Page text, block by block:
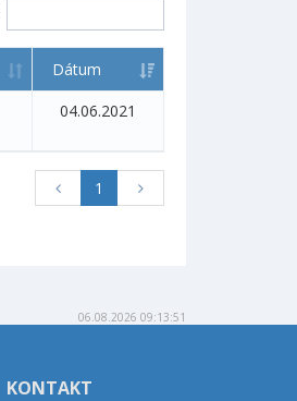
Dátum
04.06.2021
1
06.08.2026 09:13:51
KONTAKT